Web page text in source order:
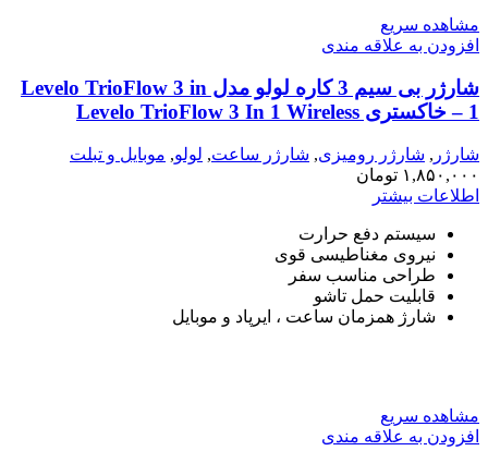
مشاهده سریع
افزودن به علاقه مندی
شارژر بی سیم 3 کاره لولو مدل Levelo TrioFlow 3 in
1 – خاکستری Levelo TrioFlow 3 In 1 Wireless
شارژر , شارژر رومیزی, شارژر ساعت, لولو, موبایل و تبلت
۱,۸۵۰,۰۰۰ تومان
اطلاعات بیشتر
سیستم دفع حرارت
نیروی مغناطیسی قوی
طراحی مناسب سفر
قابلیت حمل تاشو
شارژ همزمان ساعت ، ایرپاد و موبایل
مشاهده سریع
افزودن به علاقه مندی